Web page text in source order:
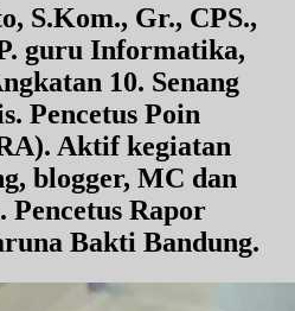
S.Kom., Gr., CPS.,
guru Informatika,
10. Senang
Pencetus Poin
Aktif kegiatan
blogger, MC dan
Rapor
Bakti Bandung.